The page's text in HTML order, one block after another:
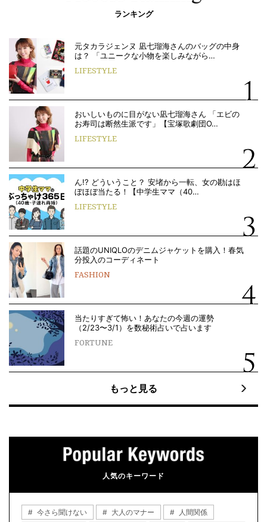
ランキング
元タカラジェンヌ 凪七瑠海さんのバッグの中身
は？ 「ユニークな小物を楽しみながら…
LIFESTYLE
おいしいものに目がない凪七瑠海さん 「エビの
お寿司は断然生派です」【宝塚歌劇団O…
LIFESTYLE
ん!? どういうこと？ 安堵から一転、女の勘はほ
ぼほぼ当たる！【中学生ママ（40…
LIFESTYLE
話題のUNIQLOのデニムジャケットを購入！春気
分投入のコーディネート
FASHION
当たりすぎて怖い！あなたの今週の運勢
（2/23〜3/1）を数秘術占いで占います
FORTUNE
もっと見る
人気のキーワード
今さら聞けない 大人のマナー
人間関係